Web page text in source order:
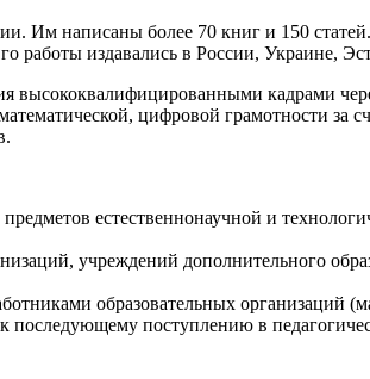
Им написаны более 70 книг и 150
издавались в России, Украине,
высококвалифицированными кадрами
цифровой грамотности за
естественнонаучной и
учреждений дополнительного
образовательных организаций
последующему поступлению в